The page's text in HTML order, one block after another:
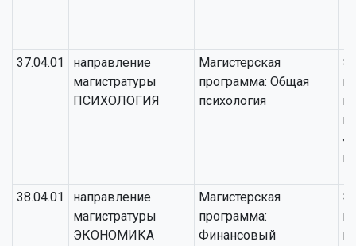
37.04.01
направление
магистратуры
ПСИХОЛОГИЯ
Магистерская
программа: Общая
психология
38.04.01
направление
магистратуры
ЭКОНОМИКА
Магистерская
программа:
Финансовый